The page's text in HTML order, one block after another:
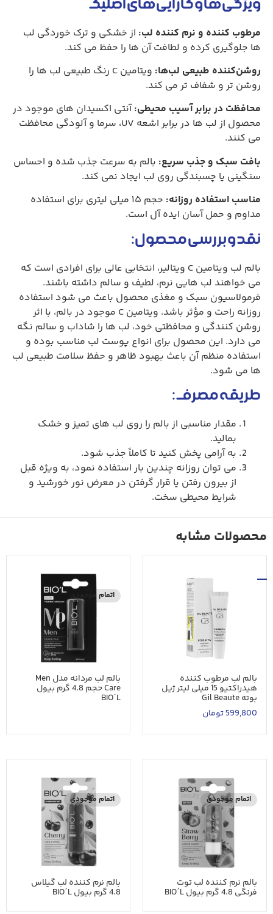
ویژگی‌ ها و کارایی‌ های اصلیک
مرطوب‌ کننده و نرم‌ کننده لب: از خشکی و ترک‌ خوردگی لب‌
ها جلوگیری کرده و لطافت آن‌ ها را حفظ می‌ کند.
روشن‌کننده طبیعی لب‌ها:
ویتامین C رنگ طبیعی لب‌ ها را
روشن‌ تر و شفاف‌ تر می‌ کند.
محافظت در برابر آسیب محیطی:آنتی‌ اکسیدان‌ های موجود در
محصول از لب‌ ها در برابر اشعه UV، سرما و آلودگی محافظت
می‌ کنند.
بافت سبک و جذب سریع: بالم به سرعت جذب شده و احساس
سنگینی یا چسبندگی روی لب ایجاد نمی‌ کند.
مناسب استفاده روزانه:
حجم ۱۵ میلی‌ لیتری برای استفاده
مداوم و حمل آسان ایده‌ آل است.
نقد و بررسی محصول:
بالم لب ویتامین C ویتالیر، انتخابی عالی برای افرادی است که
می‌ خواهند لب‌ هایی نرم، لطیف و سالم داشته باشند.
فرمولاسیون سبک و مغذی محصول باعث می‌ شود استفاده
روزانه راحت و مؤثر باشد. ویتامین C موجود در بالم، با اثر
روشن‌ کنندگی و محافظتی خود، لب‌ ها را شاداب و سالم نگه
می‌ دارد. این محصول برای انواع پوست لب مناسب بوده و
استفاده منظم آن باعث بهبود ظاهر و حفظ سلامت طبیعی لب‌
ها می‌ شود.
طریقه مصرف:
مقدار مناسبی از بالم را روی لب‌ های تمیز و خشک
بمالید.
به‌ آرامی پخش کنید تا کاملاً جذب شود.
می‌ توان روزانه چندین بار استفاده نمود، به‌ ویژه قبل
از بیرون رفتن یا قرار گرفتن در معرض نور خورشید و
شرایط محیطی سخت.
محصولات مشابه
بالم لب مرطوب کننده
هیدراکتیو 15 میلی لیتر ژیل
بوته Gil Beaute
599,800تومان
اتمام موجودی
بالم لب مردانه مدل Men
Care حجم 4.8 گرم بیول
BIOˊL
اتمام موجودی
بالم نرم کننده لب توت
فرنگی 4.8 گرم بیول BIOˊL
اتمام موجودی
بالم نرم کننده لب گیلاس
4.8 گرم بیول BIOˊL